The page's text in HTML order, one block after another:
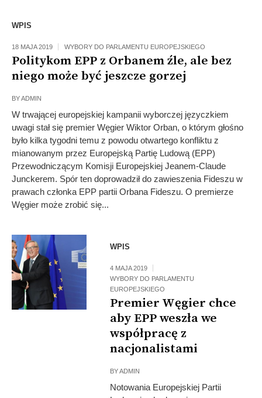
WPIS
18 MAJA 2019 WYBORY DO PARLAMENTU EUROPEJSKIEGO
Politykom EPP z Orbanem źle, ale bez
niego może być jeszcze gorzej
BYADMIN
W trwającej europejskiej kampanii wyborczej języczkiem
uwagi stał się premier Węgier Wiktor Orban, o którym głośno
było kilka tygodni temu z powodu otwartego konfliktu z
mianowanym przez Europejską Partię Ludową (EPP)
Przewodniczącym Komisji Europejskiej Jeanem-Claude
Junckerem. Spór ten doprowadził do zawieszenia Fideszu w
prawach członka EPP partii Orbana Fideszu. O premierze
Węgier może zrobić się...
WPIS
4 MAJA 2019
WYBORY DO PARLAMENTU
EUROPEJSKIEGO
Premier Węgier chce
aby EPP weszła we
współpracę z
nacjonalistami
BYADMIN
Notowania Europejskiej Partii